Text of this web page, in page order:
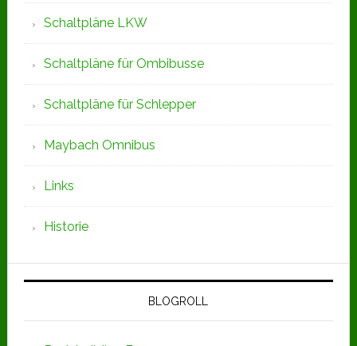
Schaltpläne LKW
Schaltpläne für Ombibusse
Schaltpläne für Schlepper
Maybach Omnibus
Links
Historie
BLOGROLL